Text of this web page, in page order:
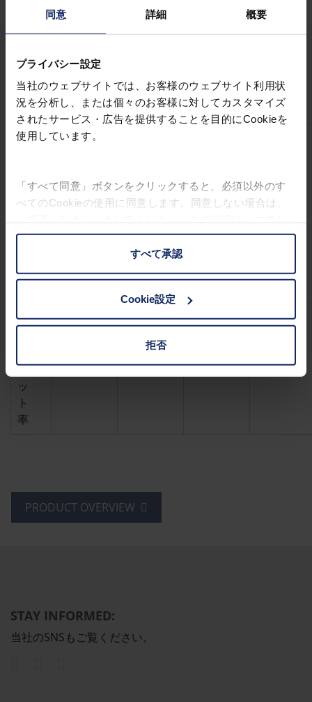
同意 詳細 概要
プライバシー設定
当社のウェブサイトでは、お客様のウェブサイト利用状
況を分析し、または個々のお客様に対してカスタマイズ
されたサービス・広告を提供することを目的にCookieを
使用しています。
「すべて同意」ボタンをクリックすると、必須以外のす
べてのCookieの使用に同意します。同意しない場合は、
変更することができます。
お客様の権利に関する詳細は、プライバシーポリシー|
すべて承認
Cookie設定
拒否
線
過
率
57%
ブ
ラ
イ
カ
ト
紫
カ
ッ
ト
率
99.99% 99.99% 99.99% 99.99%
PRODUCT OVERVIEW
STAY INFORMED:
当社のSNSもご覧ください。